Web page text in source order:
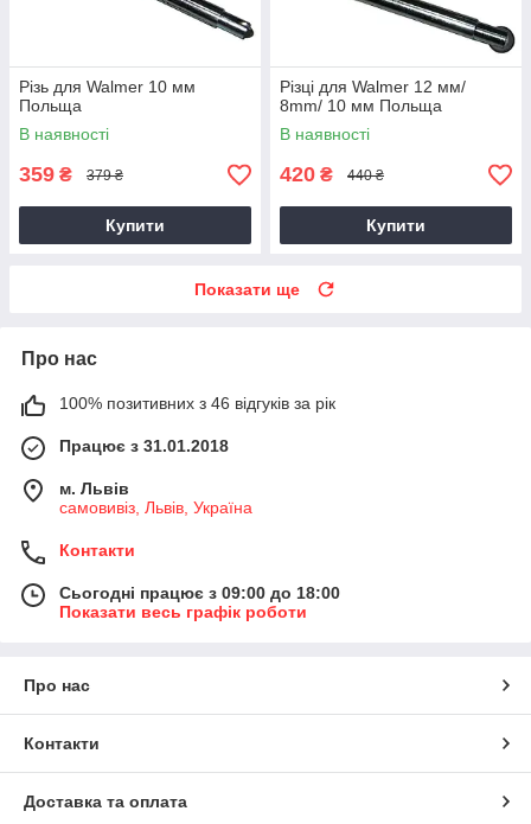
Різь для Walmer 10 мм
Польща
В наявності
359 ₴ 379 ₴
Купити
Різці для Walmer 12 мм/
8mm/ 10 мм Польща
В наявності
420 ₴ 440 ₴
Купити
Показати ще
Про нас
100% позитивних з 46 відгуків за рік
Працює з 31.01.2018
м. Львів
самовивіз, Львів, Україна
Контакти
Сьогодні працює з 09:00 до 18:00
Показати весь графік роботи
Про нас
Контакти
Доставка та оплата